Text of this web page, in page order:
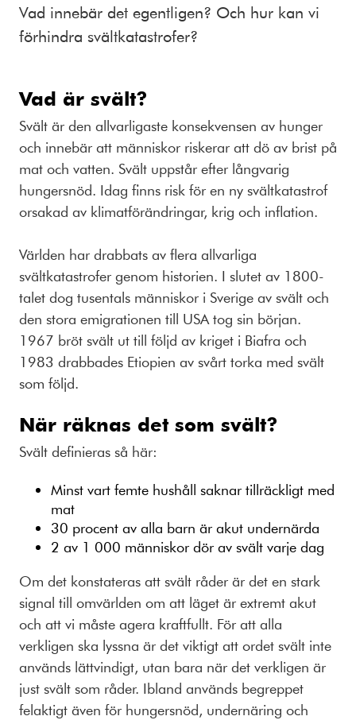
Vad innebär det egentligen? Och hur kan vi
förhindra svältkatastrofer?
Vad är svält?
Svält är den allvarligaste konsekvensen av hunger
och innebär att människor riskerar att dö av brist på
mat och vatten. Svält uppstår efter långvarig
hungersnöd. Idag finns risk för en ny svältkatastrof
orsakad av klimatförändringar, krig och inflation.
Världen har drabbats av flera allvarliga
svältkatastrofer genom historien. I slutet av 1800-
talet dog tusentals människor i Sverige av svält och
den stora emigrationen till USA tog sin början.
1967 bröt svält ut till följd av kriget i Biafra och
1983 drabbades Etiopien av svårt torka med svält
som följd.
När räknas det som svält?
Svält definieras så här:
Minst vart femte hushåll saknar tillräckligt med
mat
30 procent av alla barn är akut undernärda
2 av 1 000 människor dör av svält varje dag
Om det konstateras att svält råder är det en stark
signal till omvärlden om att läget är extremt akut
och att vi måste agera kraftfullt. För att alla
verkligen ska lyssna är det viktigt att ordet svält inte
används lättvindigt, utan bara när det verkligen är
just svält som råder. Ibland används begreppet
felaktigt även för hungersnöd, undernäring och